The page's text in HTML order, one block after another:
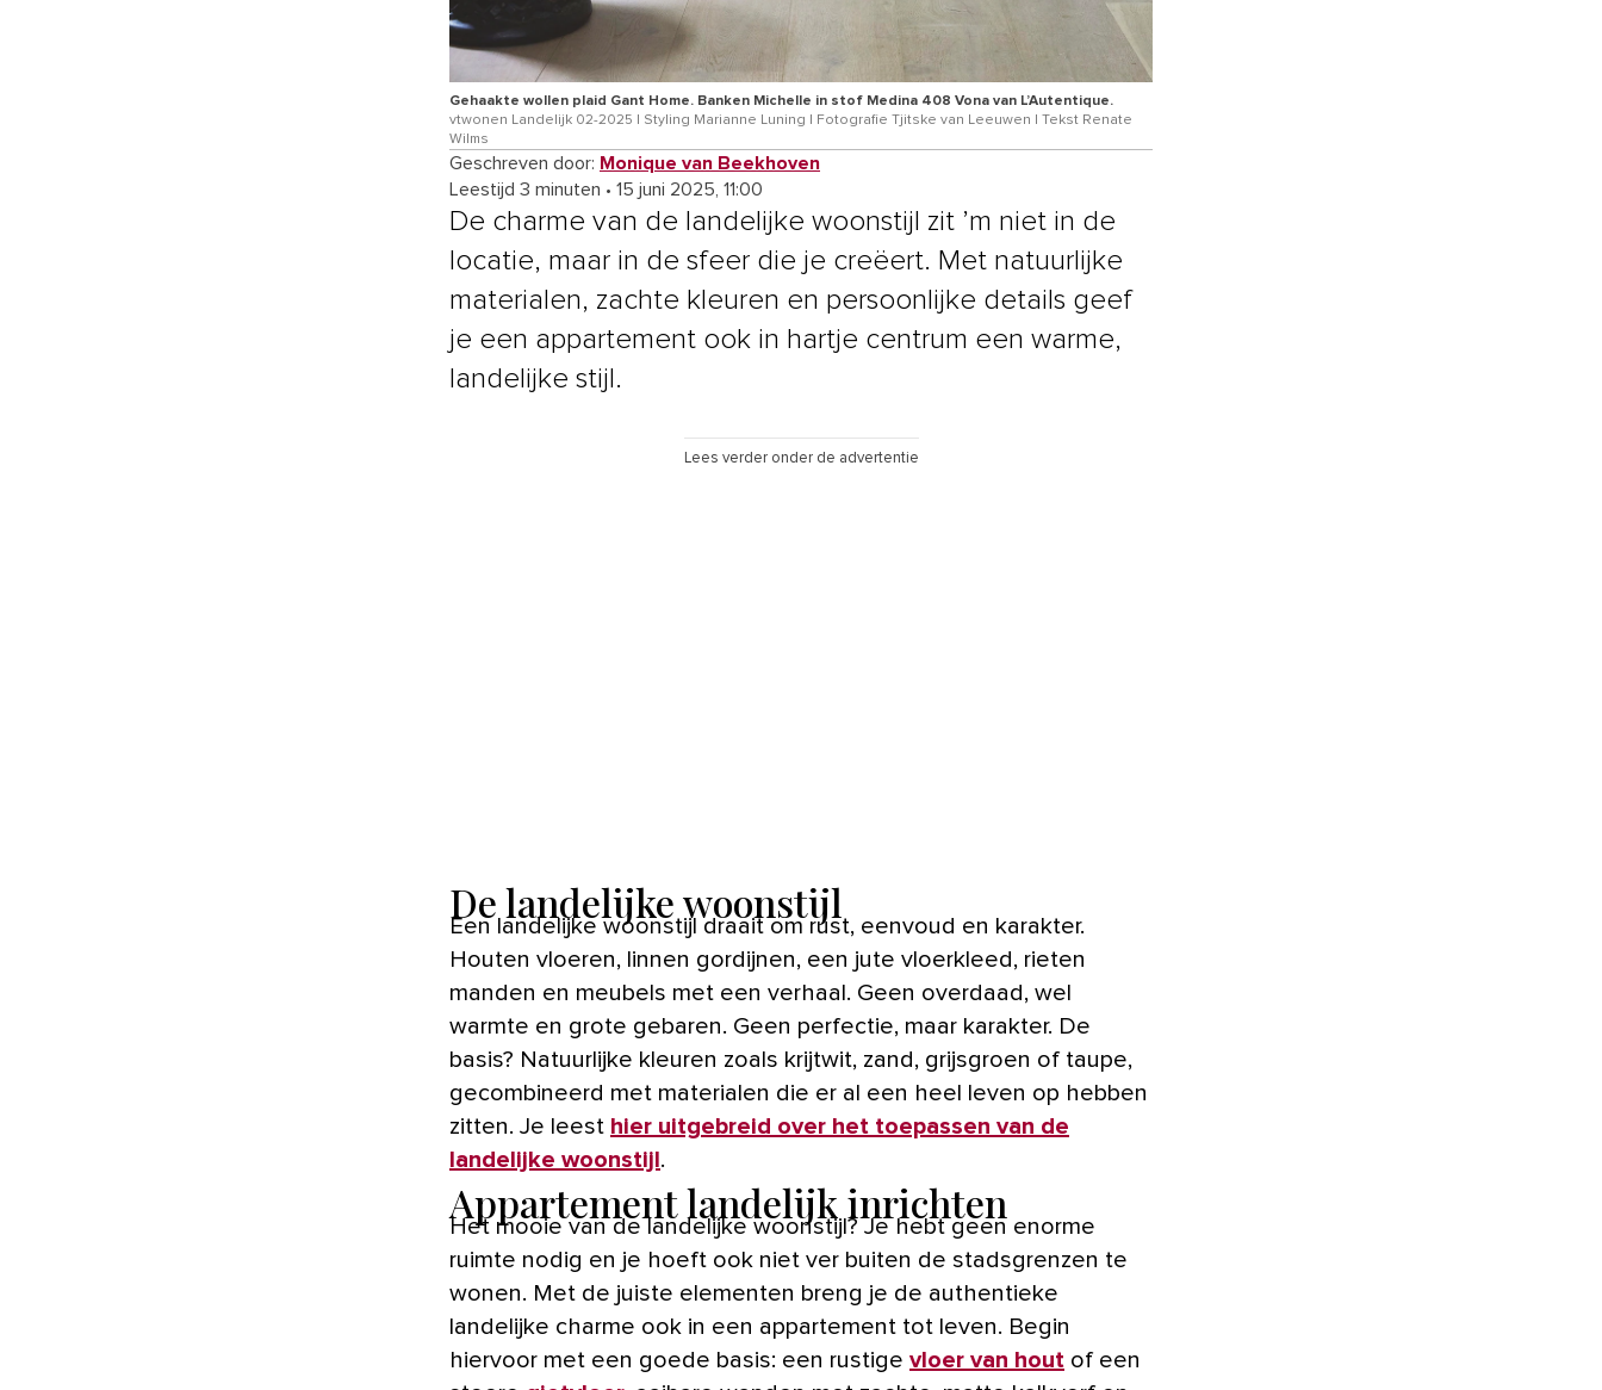
Gehaakte wollen plaid Gant Home. Banken Michelle in stof Medina 408 Vona van L’Autentique.
vtwonen Landelijk 02-2025 | Styling Marianne Luning | Fotografie Tjitske van Leeuwen | Tekst Renate
Wilms
Geschreven door: Monique van Beekhoven
Leestijd 3 minuten • 15 juni 2025, 11:00
De charme van de landelijke woonstijl zit ’m niet in de
locatie, maar in de sfeer die je creëert. Met natuurlijke
materialen, zachte kleuren en persoonlijke details geef
je een appartement ook in hartje centrum een warme,
landelijke stijl.
Lees verder onder de advertentie
De landelijke woonstijl
Een landelijke woonstijl draait om rust, eenvoud en karakter.
Houten vloeren, linnen gordijnen, een jute vloerkleed, rieten
manden en meubels met een verhaal. Geen overdaad, wel
warmte en grote gebaren. Geen perfectie, maar karakter. De
basis? Natuurlijke kleuren zoals krijtwit, zand, grijsgroen of taupe,
gecombineerd met materialen die er al een heel leven op hebben
zitten. Je leest hier uitgebreid over het toepassen van de
landelijke woonstijl.
Appartement landelijk inrichten
Het mooie van de landelijke woonstijl? Je hebt geen enorme
ruimte nodig en je hoeft ook niet ver buiten de stadsgrenzen te
wonen. Met de juiste elementen breng je de authentieke
landelijke charme ook in een appartement tot leven. Begin
hiervoor met een goede basis: een rustige vloer van hout of een